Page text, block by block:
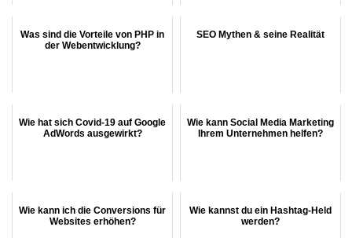
Was sind die Vorteile von PHP in
der Webentwicklung?
SEO Mythen & seine Realität
Wie hat sich Covid-19 auf Google
AdWords ausgewirkt?
Wie kann Social Media Marketing
Ihrem Unternehmen helfen?
Wie kann ich die Conversions für
Websites erhöhen?
Wie kannst du ein Hashtag-Held
werden?